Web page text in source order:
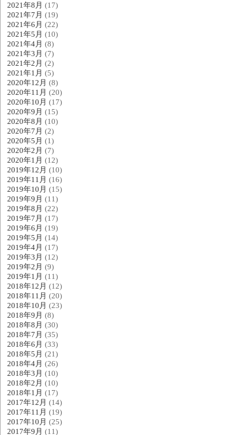
2021年8月 (17)
2021年7月 (19)
2021年6月 (22)
2021年5月 (10)
2021年4月 (8)
2021年3月 (7)
2021年2月 (2)
2021年1月 (5)
2020年12月 (8)
2020年11月 (20)
2020年10月 (17)
2020年9月 (15)
2020年8月 (10)
2020年7月 (2)
2020年5月 (1)
2020年2月 (7)
2020年1月 (12)
2019年12月 (10)
2019年11月 (16)
2019年10月 (15)
2019年9月 (11)
2019年8月 (22)
2019年7月 (17)
2019年6月 (19)
2019年5月 (14)
2019年4月 (17)
2019年3月 (12)
2019年2月 (9)
2019年1月 (11)
2018年12月 (12)
2018年11月 (20)
2018年10月 (23)
2018年9月 (8)
2018年8月 (30)
2018年7月 (35)
2018年6月 (33)
2018年5月 (21)
2018年4月 (26)
2018年3月 (10)
2018年2月 (10)
2018年1月 (17)
2017年12月 (14)
2017年11月 (19)
2017年10月 (25)
2017年9月 (11)